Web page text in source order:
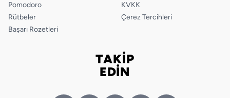
Pomodoro
Rütbeler
Başarı Rozetleri
KVKK
Çerez Tercihleri
TAKİP
EDİN